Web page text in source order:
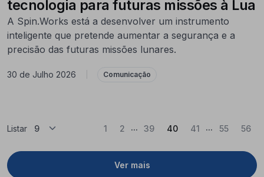
tecnologia para futuras missões à Lua
A Spin.Works está a desenvolver um instrumento
inteligente que pretende aumentar a segurança e a
precisão das futuras missões lunares.
30 de Julho 2026 Comunicação
Listar
Ver mais
1 2 ... 39 40(Atual)
41 ... 55 56